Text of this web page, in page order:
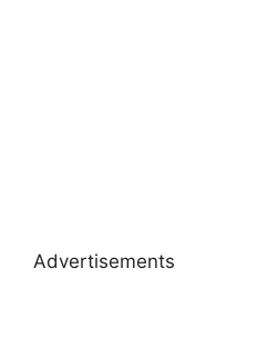
Advertisements